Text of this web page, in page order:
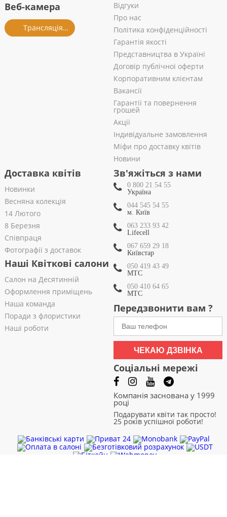
Веб-камера
Трансляція із салону
Відгуки
Про нас
Політика конфіденційності
Гарантія якості
Представництва в Україні
Договір публічної оферти
Корпоративним клієнтам
Вакансії
Гарантії та повернення
грошей
Акції
Індивідуальне замовлення
Міфи про доставку квітів
Новини
Доставка квітів
Новинки
Весняна колекція
14 Лютого
8 Березня
Співпраця
Фотографії з доставок
Наші Квіткові салони
Салон на Десятинній
Оформлення приміщень
Наша команда
Поради з флористики
Наші роботи
Зв'яжіться з нами
0 800 21 54 55
Україна
044 545 54 55
м. Київ
063 233 93 42
Lifecell
067 659 29 18
Київстар
050 419 43 49
МТС
050 410 64 65
МТС
Передзвонити вам ?
ЧЕКАЮ ДЗВІНКА
Соціальні мережі
Компанія заснована у 1999
році
Подарувати квіти так просто!
25 років успішної роботи!